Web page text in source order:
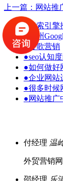
上一篇：网站
●搜索引擎
●
台州
●谷歌营销
●seo认知
●如何做好
●企业网站
●很多时候
●网站推广
付经理 温
外贸营销